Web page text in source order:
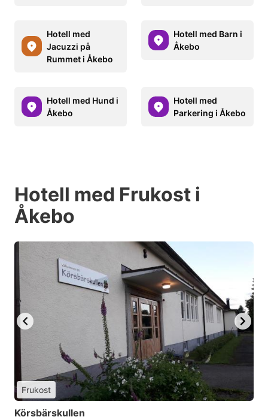
Hotell med
Jacuzzi på
Rummet i Åkebo
Hotell med Barn i
Åkebo
Hotell med Hund i
Åkebo
Hotell med
Parkering i Åkebo
Hotell med Frukost i
Åkebo
Frukost
Körsbärskullen